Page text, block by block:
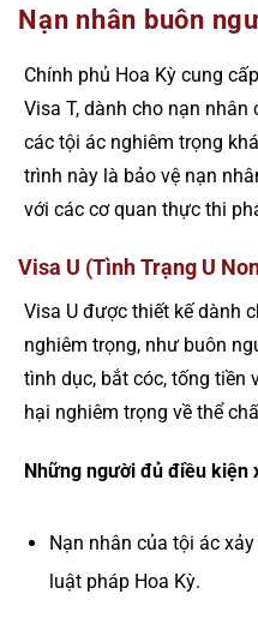
Nạn nhân buôn
Chính phủ Hoa Kỳ cung
Visa T, dành cho nạn
các tội ác nghiêm trọng
trình này là bảo vệ nạn
với các cơ quan thực thi
Visa U (Tình Trạng U
Visa U được thiết kế dành
nghiêm trọng, như buôn
tình dục, bắt cóc, tống tiền
hại nghiêm trọng về thể
Những người đủ điều kiện
Nạn nhân của tội ác
luật pháp Hoa Kỳ.